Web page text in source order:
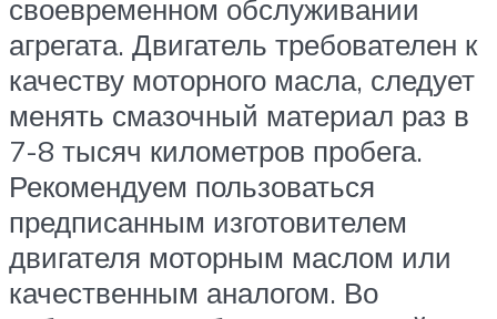
своевременном обслуживании
агрегата. Двигатель требователен к
качеству моторного масла, следует
менять смазочный материал раз в
7-8 тысяч километров пробега.
Рекомендуем пользоваться
предписанным изготовителем
двигателя моторным маслом или
качественным аналогом. Во